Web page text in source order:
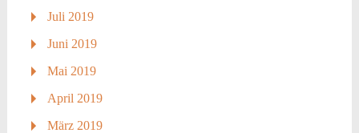
Juli 2019
Juni 2019
Mai 2019
April 2019
März 2019